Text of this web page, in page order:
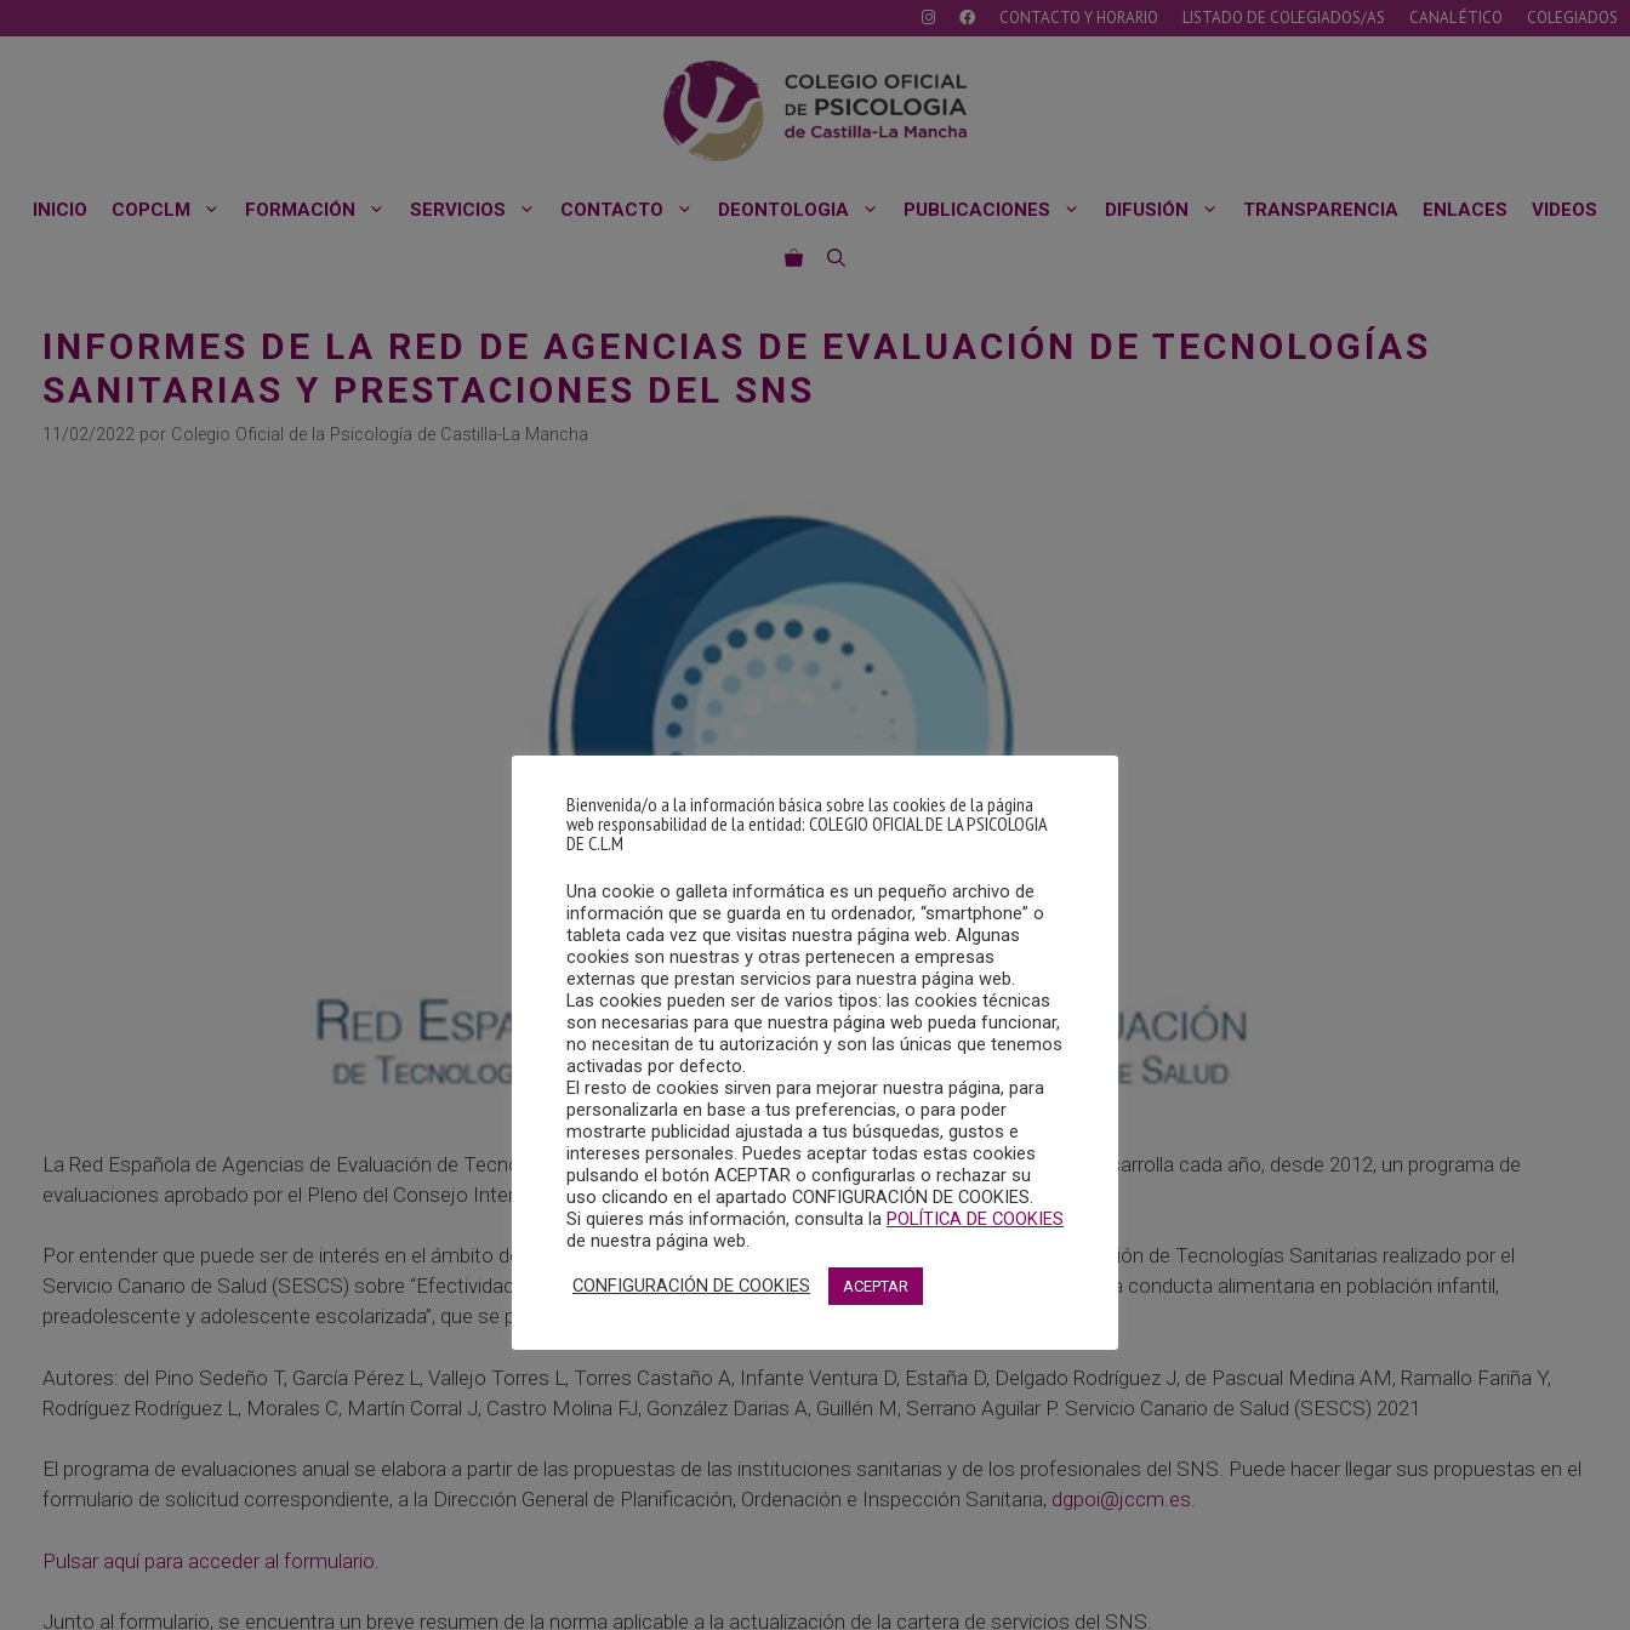
al
CONTACTO Y HORARIO LISTADO DE COLEGIADOS/AS CANAL ÉTICO COLEGIADOS
INICIO COPCLM FORMACIÓN SERVICIOS CONTACTO DEONTOLOGIA PUBLICACIONES DIFUSIÓN TRANSPARENCIA ENLACES VIDEOS
INFORMES DE LA RED DE AGENCIAS DE EVALUACIÓN DE TECNOLOGÍAS
SANITARIAS Y PRESTACIONES DEL SNS
11/02/2022 por Colegio Oficial de la Psicología de Castilla-La Mancha
La Red Española de Agencias de Evaluación de Tecnologías Sanitarias y Prestaciones del Sistema Nacional de Salud, desarrolla cada año, desde 2012, un programa de
evaluaciones aprobado por el Pleno del Consejo Interterritorial.
Por entender que puede ser de interés en el ámbito de los profesionales de la Psicología, se adjunta el informe de Evaluación de Tecnologías Sanitarias realizado por el
Servicio Canario de Salud (SESCS) sobre “Efectividad y coste-efectividad de la prevención universal de los trastornos de la conducta alimentaria en población infantil,
preadolescente y adolescente escolarizada”, que se puede descargar
Autores: del Pino Sedeño T, García Pérez L, Vallejo Torres L, Torres Castaño A, Infante Ventura D, Estaña D, Delgado Rodríguez J, de Pascual Medina AM, Ramallo Fariña Y,
Rodríguez Rodríguez L, Morales C, Martín Corral J, Castro Molina FJ, González Darias A, Guillén M, Serrano Aguilar P. Servicio Canario de Salud (SESCS) 2021
El programa de evaluaciones anual se elabora a partir de las propuestas de las instituciones sanitarias y de los profesionales del SNS. Puede hacer llegar sus propuestas en el
formulario de solicitud correspondiente, a la Dirección General de Planificación, Ordenación e Inspección Sanitaria, dgpoi@jccm.es.
Pulsar aquí para acceder al formulario.
Junto al formulario, se encuentra un breve resumen de la norma aplicable a la actualización de la cartera de servicios del SNS.
Bienvenida/o a la información básica sobre las cookies de la página
web responsabilidad de la entidad: COLEGIO OFICIAL DE LA PSICOLOGIA
DE C.L.M
Una cookie o galleta informática es un pequeño archivo de
información que se guarda en tu ordenador, “smartphone” o
tableta cada vez que visitas nuestra página web. Algunas
cookies son nuestras y otras pertenecen a empresas
externas que prestan servicios para nuestra página web.
Las cookies pueden ser de varios tipos: las cookies técnicas
son necesarias para que nuestra página web pueda funcionar,
no necesitan de tu autorización y son las únicas que tenemos
activadas por defecto.
El resto de cookies sirven para mejorar nuestra página, para
personalizarla en base a tus preferencias, o para poder
mostrarte publicidad ajustada a tus búsquedas, gustos e
intereses personales. Puedes aceptar todas estas cookies
pulsando el botón ACEPTAR o configurarlas o rechazar su
uso clicando en el apartado CONFIGURACIÓN DE COOKIES.
Si quieres más información, consulta la POLÍTICA DE COOKIES
de nuestra página web.
CONFIGURACIÓN DE COOKIES ACEPTAR